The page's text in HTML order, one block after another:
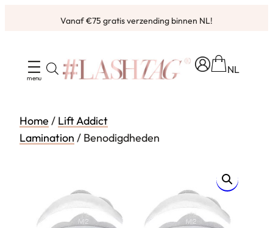
inhoud
Vanaf €75 gratis verzending binnen NL!
NL
Home / Lift Addict
Lamination / Benodigdheden